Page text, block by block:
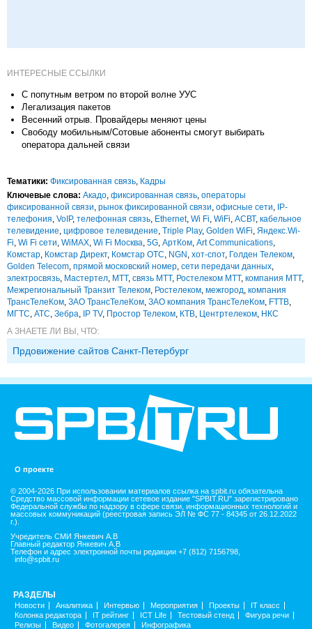
ИНТЕРЕСНЫЕ ССЫЛКИ
С попутным ветром по второй волне УУС
Легализация пакетов
Весенний отрыв. Провайдеры меняют цены
Свободу мобильным/Cотовые абоненты смогут выбирать
оператора дальней связи
Тематики: Фиксированная связь Кадры
Ключевые слова: Акадо фиксированная связь операторы
фиксированной связи рынок фиксированной связи офисные сети IP-
телефония VoIP, телефонная связь Ethernet, Wi Fi WiFi АСВТ, кабельное
телевидение цифровое телевидение Triple Play, Golden WiFi Яндекс.Wi-
Fi Wi Fi сети WiMAX Wi Fi Москва 5G АртКом Art Communications
Комстар Комстар Директ, Комстар ОТС NGN хот-спот, Голден Телеком
Golden Telecom прямой московский номер сети передачи данных
электросвязь Мастертел МТТ, связь МТТ, Ростелеком МТТ, компания МТТ,
Межрегиональный Транзит Телеком Ростелеком межгород компания
ТрансТелеКом ЗАО ТрансТелеКом ЗАО компания ТрансТелеКом FTTB
МГТС АТС Зебра IP TV, Простор Телеком КТВ Центртелеком НКС
А ЗНАЕТЕ ЛИ ВЫ, ЧТО:
Прдовижение сайтов Санкт-Петербург
О проекте
© 2004-2026 При использовании материалов ссылка на spbit.ru обязательна
Средство массовой информации сетевое издание "SPBIT.RU" зарегистрировано
Федеральной службы по надзору в сфере связи, информационных технологий и
массовых коммуникаций (реестровая запись ЭЛ № ФС 77 - 84345 от 26.12.2022
г.).
Учредитель СМИ Янкевич А.В
Главный редактор Янкевич А.В
Телефон и адрес электронной почты редакции +7 (812) 7156798,
info@spbit.ru
РАЗДЕЛЫ
Новости Аналитика Интервью Мероприятия Проекты
IT класс
Колонка редактора
IT рейтинг ICT Life Тестовый стенд
Фигура речи
Релизы
Видео Фотогалерея Инфографика